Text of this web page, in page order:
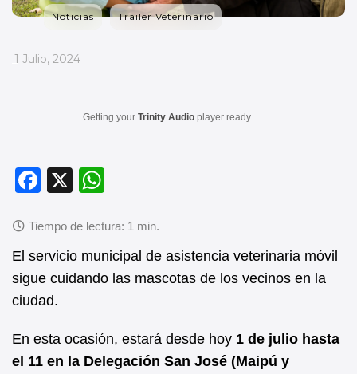
Noticias Trailer Veterinario
_1 Julio, 2024
Getting your Trinity Audio player ready...
F
c
e
b
o
o
k
X
at
s
A
p
El servicio municipal de asistencia veterinaria móvil
sigue cuidando las mascotas de los vecinos en la
ciudad.
En esta ocasión, estará desde hoy 1 de julio hasta
el 11 en la Delegación San José (Maipú y